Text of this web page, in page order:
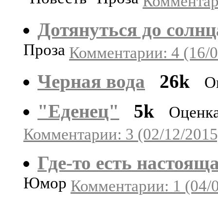
Дотянуться до
Проза Комментарии: 4 (16/
Черная вода 26k
"Еденец" 5k
Комментарии: 3 (02/12/
Где-то есть
Юмор Комментарии: 1 (04/